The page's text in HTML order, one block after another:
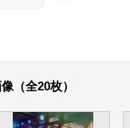
（全20枚）